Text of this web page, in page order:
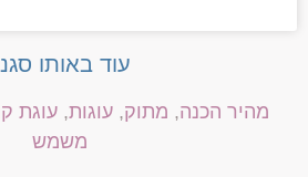
עוד באותו
מהיר הכנה, מתוק,עוגות,עוגת
משמש